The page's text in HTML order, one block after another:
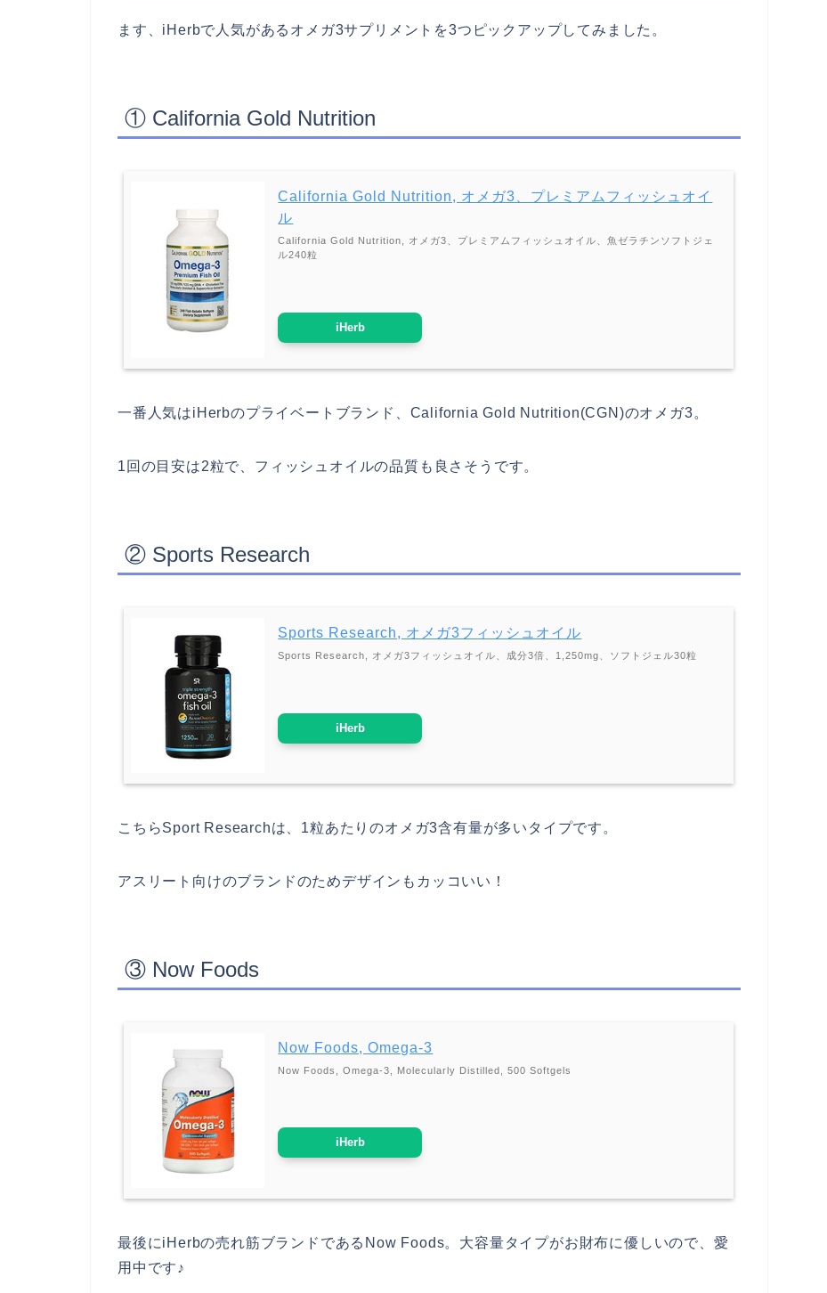
ます、iHerbで人気があるオメガ3サプリメントを3つピックアップしてみました。
① California Gold Nutrition
California Gold Nutrition, オメガ3、プレミアムフィッシュオイ
ル
California Gold Nutrition, オメガ3、プレミアムフィッシュオイル、魚ゼラチンソフトジェ
ル240粒
iHerb
一番人気はiHerbのプライベートブランド、California Gold Nutrition(CGN)のオメガ3。
1回の目安は2粒で、フィッシュオイルの品質も良さそうです。
② Sports Research
Sports Research, オメガ3フィッシュオイル
Sports Research, オメガ3フィッシュオイル、成分3倍、1,250mg、ソフトジェル30粒
iHerb
こちらSport Researchは、1粒あたりのオメガ3含有量が多いタイプです。
アスリート向けのブランドのためデザインもカッコいい！
③ Now Foods
Now Foods, Omega-3
Now Foods, Omega-3, Molecularly Distilled, 500 Softgels
iHerb
最後にiHerbの売れ筋ブランドであるNow Foods。大容量タイプがお財布に優しいので、愛
用中です♪